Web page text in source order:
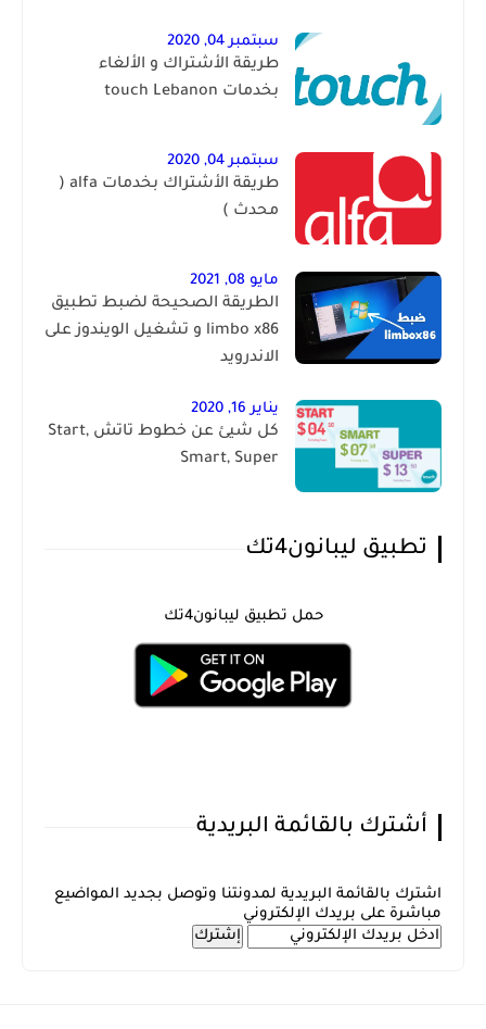
سبتمبر 04, 2020
طريقة الأشتراك و الألغاء
بخدمات touch Lebanon
سبتمبر 04, 2020
طريقة الأشتراك بخدمات alfa (
محدث )
مايو 08, 2021
الطريقة الصحيحة لضبط تطبيق
limbo x86 و تشغيل الويندوز على
الاندرويد
يناير 16, 2020
كل شيئ عن خطوط تاتش Start,
Smart, Super
تطبيق ليبانون4تك
حمل تطبيق ليبانون4تك
أشترك بالقائمة البريدية
اشترك بالقائمة البريدية لمدونتنا وتوصل بجديد المواضيع
مباشرة على بريدك الإلكتروني